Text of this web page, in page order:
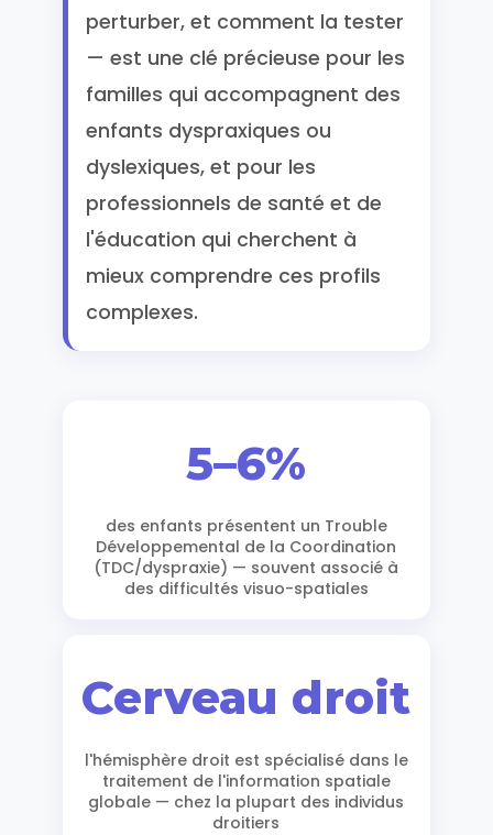
perturber, et comment la tester
— est une clé précieuse pour les
familles qui accompagnent des
enfants dyspraxiques ou
dyslexiques, et pour les
professionnels de santé et de
l'éducation qui cherchent à
mieux comprendre ces profils
complexes.
5–6%
des enfants présentent un Trouble
Développemental de la Coordination
(TDC/dyspraxie) — souvent associé à
des difficultés visuo-spatiales
Cerveau droit
l'hémisphère droit est spécialisé dans le
traitement de l'information spatiale
globale — chez la plupart des individus
droitiers